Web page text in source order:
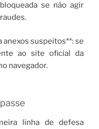
se não agir
anexos suspeitos**: se
ao site oficial da
navegador.
linha de defesa